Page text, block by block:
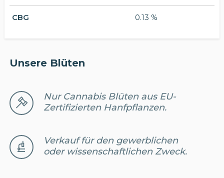
CBG 0.13 %
Unsere Blüten
Nur Cannabis Blüten aus EU-
Zertifizierten Hanfpflanzen.
Verkauf für den gewerblichen
oder wissenschaftlichen Zweck.